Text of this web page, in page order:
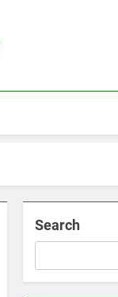
Search